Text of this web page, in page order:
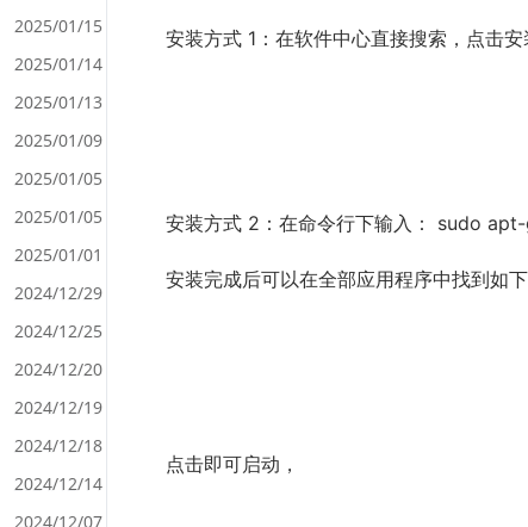
2025/01/15
2025/01/14
2025/01/13
2025/01/09
2025/01/05
2025/01/05
2025/01/01
2024/12/29
2024/12/25
2024/12/20
2024/12/19
2024/12/18
2024/12/14
2024/12/07
<
>
安装方式 1：在软件中心直接搜索，点击安
安装方式 2：在命令行下输入： sudo
安装完成后可以在全部应用程序中找到如下
点击即可启动，